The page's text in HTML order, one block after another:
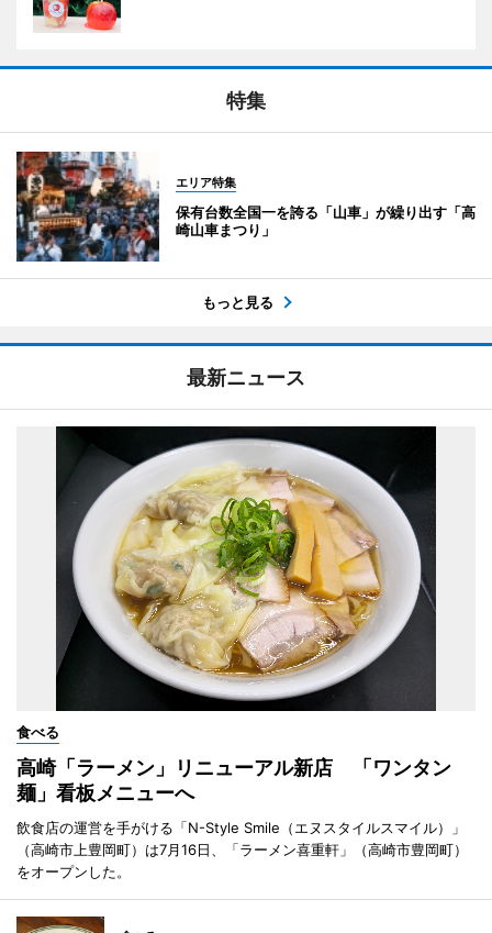
特集
エリア特集
保有台数全国一を誇る「山車」が繰り出す「高
崎山車まつり」
もっと見る
最新ニュース
食べる
高崎「ラーメン」リニューアル新店 「ワンタン
麺」看板メニューへ
飲食店の運営を手がける「N-Style Smile（エヌスタイルスマイル）」
（高崎市上豊岡町）は7月16日、「ラーメン喜重軒」（高崎市豊岡町）
をオープンした。